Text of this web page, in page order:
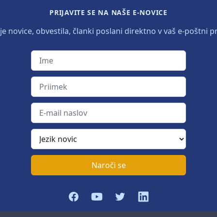
PRIJAVITE SE NA NAŠE E-NOVICE
novice, obvestila, članki poslani direktno v vaš e-poštni
Ime
Priimek
E-mail naslov
Jezik novic
Naroči se
FacebookYouTubeTwitterLinkedIn